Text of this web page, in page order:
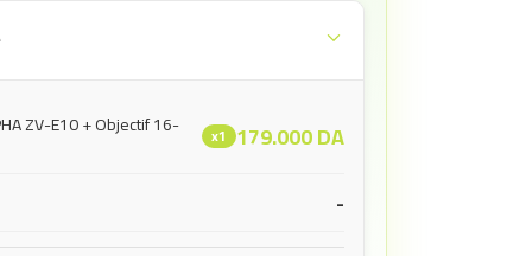
ZV-E10 + Objectif 16- x1 179.000DA
-